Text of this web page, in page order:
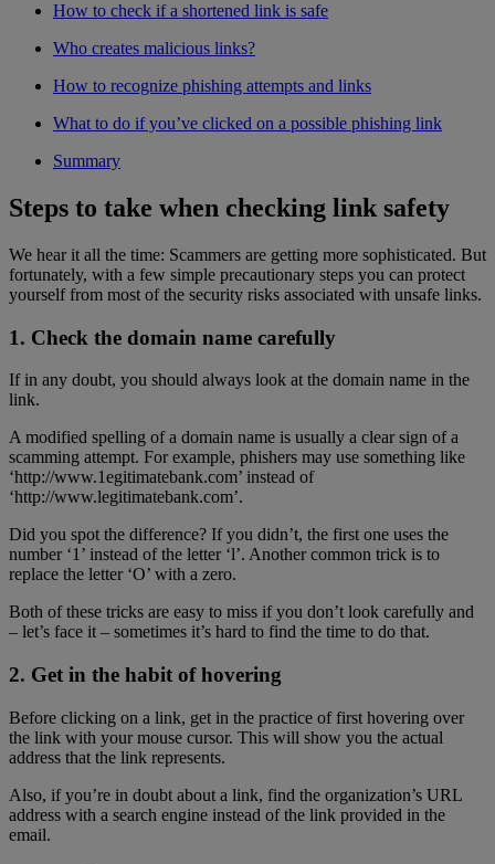
How to check if a shortened link is safe
Who creates malicious links?
How to recognize phishing attempts and links
What to do if you’ve clicked on a possible phishing link
Summary
Steps to take when checking link safety
We hear it all the time: Scammers are getting more sophisticated. But
fortunately, with a few simple precautionary steps you can protect
yourself from most of the security risks associated with unsafe links.
1. Check the domain name carefully
If in any doubt, you should always look at the domain name in the
link.
A modified spelling of a domain name is usually a clear sign of a
scamming attempt. For example, phishers may use something like
‘http://www.1egitimatebank.com’ instead of
‘http://www.legitimatebank.com’.
Did you spot the difference? If you didn’t, the first one uses the
number ‘1’ instead of the letter ‘l’. Another common trick is to
replace the letter ‘O’ with a zero.
Both of these tricks are easy to miss if you don’t look carefully and
– let’s face it – sometimes it’s hard to find the time to do that.
2. Get in the habit of hovering
Before clicking on a link, get in the practice of first hovering over
the link with your mouse cursor. This will show you the actual
address that the link represents.
Also, if you’re in doubt about a link, find the organization’s URL
address with a search engine instead of the link provided in the
email.